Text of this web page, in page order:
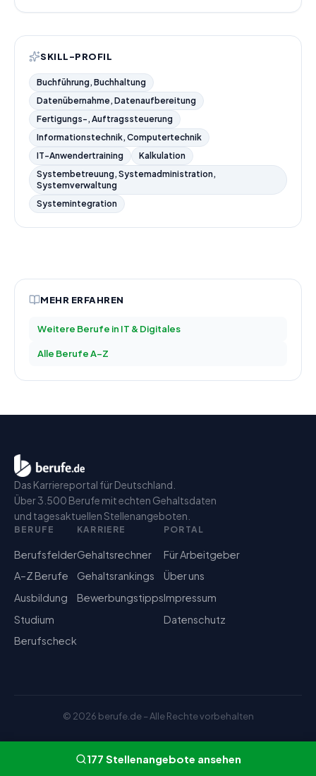
SKILL-PROFIL
Buchführung, Buchhaltung
Datenübernahme, Datenaufbereitung
Fertigungs-, Auftragssteuerung
Informationstechnik, Computertechnik
IT-Anwendertraining
Kalkulation
Systembetreuung, Systemadministration,
Systemverwaltung
Systemintegration
MEHR ERFAHREN
Weitere Berufe in IT & Digitales
Alle Berufe A–Z
177 Stellenangebote ansehen
Das Karriereportal für Deutschland.
Über 3.500 Berufe mit echten Gehaltsdaten
und tagesaktuellen Stellenangeboten.
BERUFE
Berufsfelder
A–Z Berufe
Ausbildung
Studium
Berufscheck
KARRIERE
Gehaltsrechner
Gehaltsrankings
Bewerbungstipps
PORTAL
Für Arbeitgeber
Über uns
Impressum
Datenschutz
© 2026 berufe.de – Alle Rechte vorbehalten